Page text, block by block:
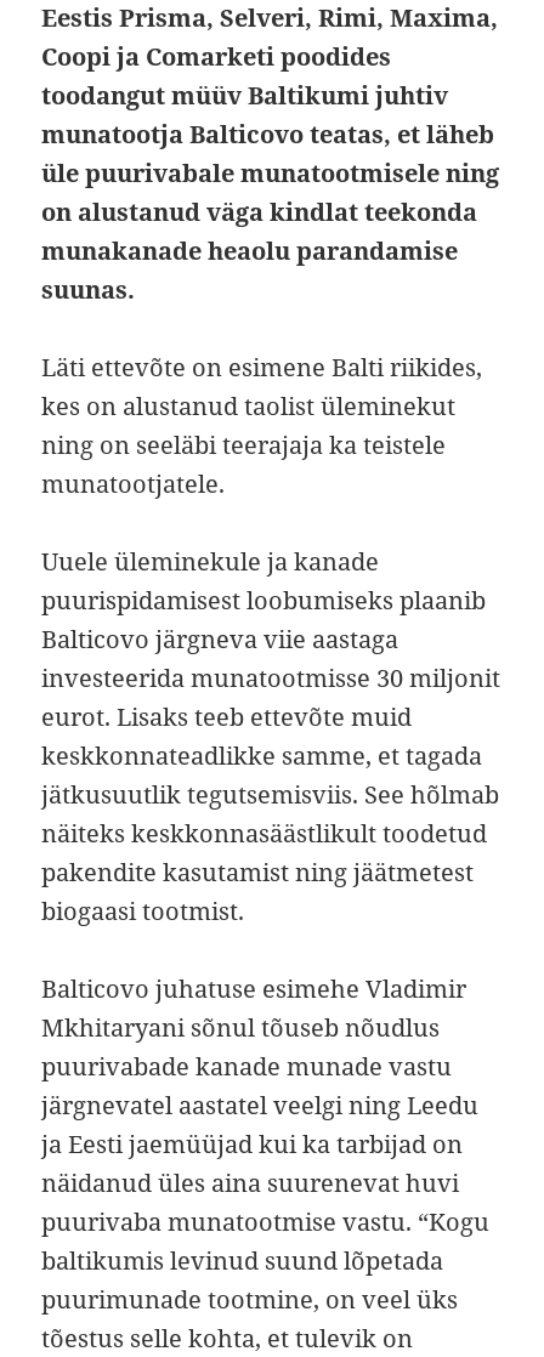
Eestis Prisma, Selveri, Rimi, Maxima,
Coopi ja Comarketi poodides
toodangut müüv Baltikumi juhtiv
munatootja Balticovo teatas, et läheb
üle puurivabale munatootmisele ning
on alustanud väga kindlat teekonda
munakanade heaolu parandamise
suunas.
Läti ettevõte on esimene Balti riikides,
kes on alustanud taolist üleminekut
ning on seeläbi teerajaja ka teistele
munatootjatele.
Uuele üleminekule ja kanade
puurispidamisest loobumiseks plaanib
Balticovo järgneva viie aastaga
investeerida munatootmisse 30 miljonit
eurot. Lisaks teeb ettevõte muid
keskkonnateadlikke samme, et tagada
jätkusuutlik tegutsemisviis. See hõlmab
näiteks keskkonnasäästlikult toodetud
pakendite kasutamist ning jäätmetest
biogaasi tootmist.
Balticovo juhatuse esimehe Vladimir
Mkhitaryani sõnul tõuseb nõudlus
puurivabade kanade munade vastu
järgnevatel aastatel veelgi ning Leedu
ja Eesti jaemüüjad kui ka tarbijad on
näidanud üles aina suurenevat huvi
puurivaba munatootmise vastu. “Kogu
baltikumis levinud suund lõpetada
puurimunade tootmine, on veel üks
tõestus selle kohta, et tulevik on